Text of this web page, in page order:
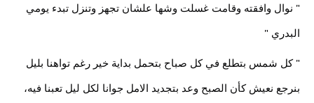
" نوال وافقته وقامت غسلت وشها علشان تجهز وتنزل تبدء يومي
البدري "
" كل شمس بتطلع في كل صباح بتحمل بداية خير رغم تواهنا بليل
بنرجع نعيش كأن الصبح وعد بتجديد الامل جوانا لكل ليل تعبنا فيه،